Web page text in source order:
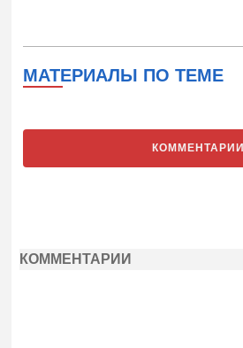
МАТЕРИАЛЫ ПО ТЕМЕ
КОММЕНТАРИИ
КОММЕНТАРИИ